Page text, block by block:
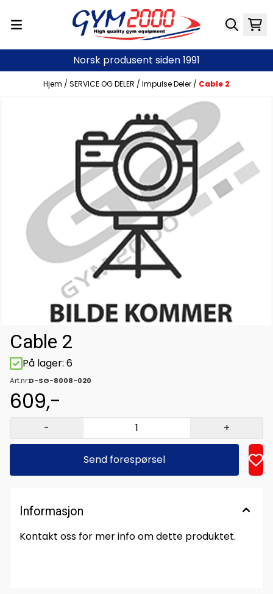
Norsk produsent siden 1991
Hjem / SERVICE OG DELER / Impulse Deler / Cable 2
Cable 2
På lager: 6
Art.nr:D-SG-8008-020
609,-
- +
Send forespørsel
Informasjon
Kontakt oss for mer info om dette produktet.